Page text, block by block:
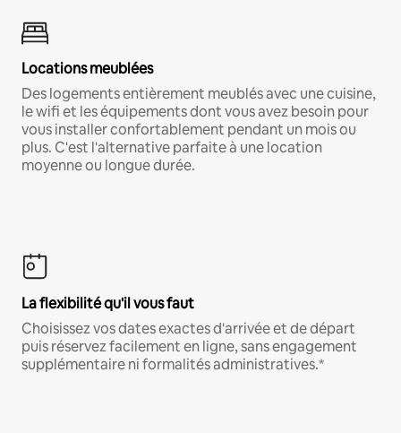
Locations meublées
Des logements entièrement meublés avec une cuisine,
le wifi et les équipements dont vous avez besoin pour
vous installer confortablement pendant un mois ou
plus. C'est l'alternative parfaite à une location
moyenne ou longue durée.
La flexibilité qu'il vous faut
Choisissez vos dates exactes d'arrivée et de départ
puis réservez facilement en ligne, sans engagement
supplémentaire ni formalités administratives.*